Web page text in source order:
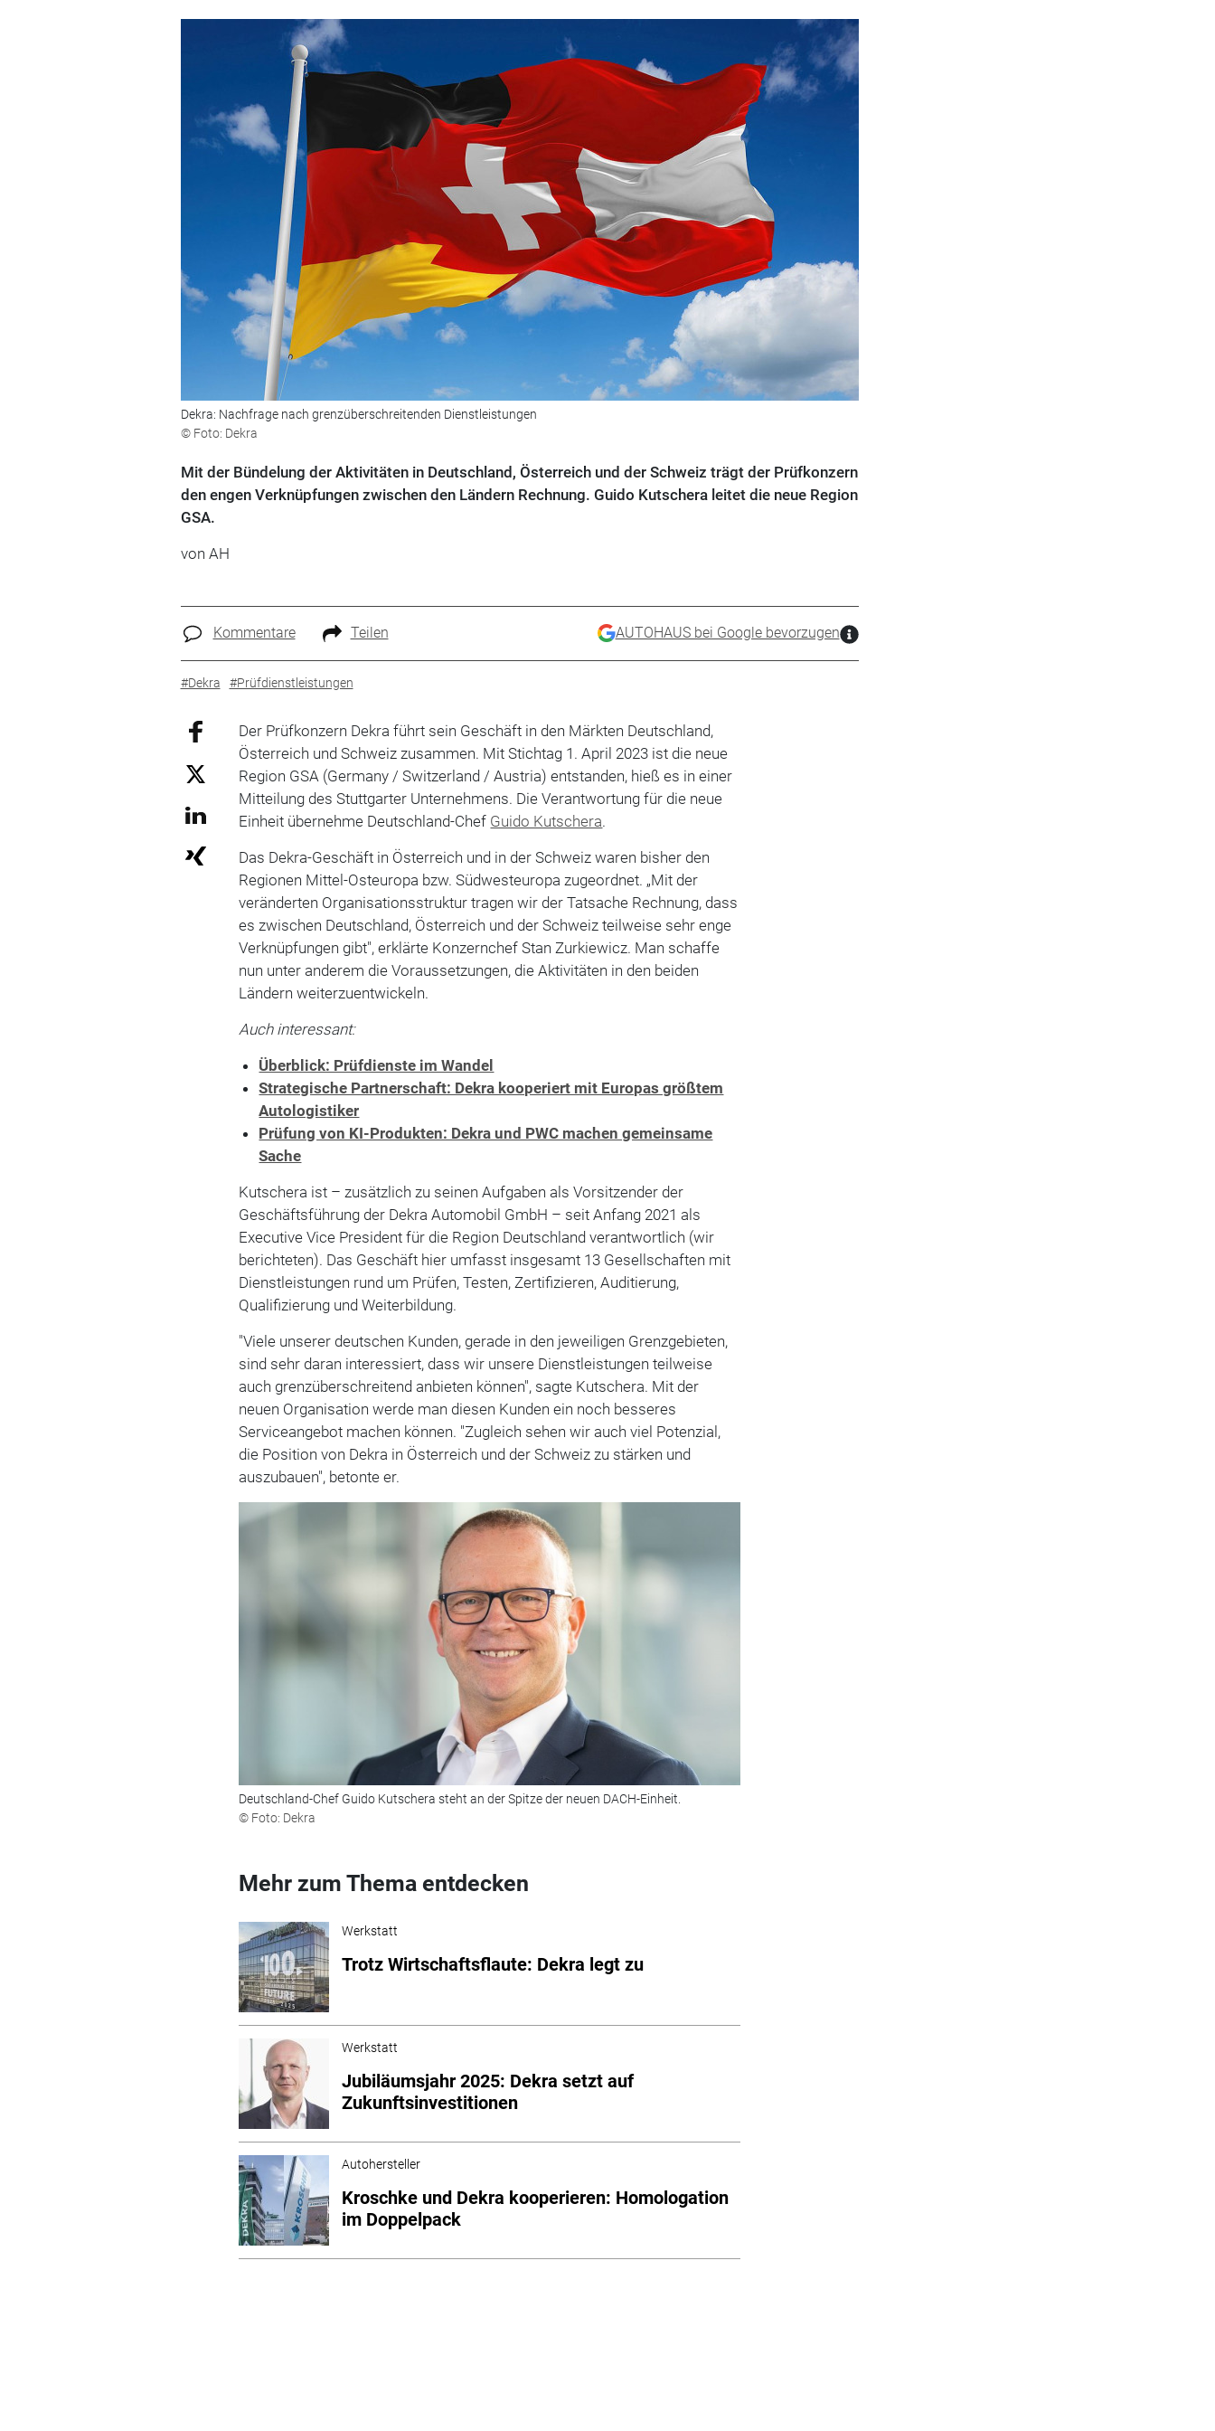
Dekra: Nachfrage nach grenzüberschreitenden Dienstleistungen
© Foto: Dekra
Mit der Bündelung der Aktivitäten in Deutschland, Österreich und der Schweiz trägt der Prüfkonzern
den engen Verknüpfungen zwischen den Ländern Rechnung. Guido Kutschera leitet die neue Region
GSA.
von AH
Kommentare Teilen AUTOHAUS bei Google bevorzugen
#Dekra #Prüfdienstleistungen
Der Prüfkonzern Dekra führt sein Geschäft in den Märkten Deutschland,
Österreich und Schweiz zusammen. Mit Stichtag 1. April 2023 ist die neue
Region GSA (Germany / Switzerland / Austria) entstanden, hieß es in einer
Mitteilung des Stuttgarter Unternehmens. Die Verantwortung für die neue
Einheit übernehme Deutschland-Chef Guido Kutschera.
Das Dekra-Geschäft in Österreich und in der Schweiz waren bisher den
Regionen Mittel-Osteuropa bzw. Südwesteuropa zugeordnet. „Mit der
veränderten Organisationsstruktur tragen wir der Tatsache Rechnung, dass
es zwischen Deutschland, Österreich und der Schweiz teilweise sehr enge
Verknüpfungen gibt", erklärte Konzernchef Stan Zurkiewicz. Man schaffe
nun unter anderem die Voraussetzungen, die Aktivitäten in den beiden
Ländern weiterzuentwickeln.
Auch interessant:
Überblick: Prüfdienste im Wandel
Strategische Partnerschaft: Dekra kooperiert mit Europas größtem
Autologistiker
Prüfung von KI-Produkten: Dekra und PWC machen gemeinsame
Sache
Kutschera ist – zusätzlich zu seinen Aufgaben als Vorsitzender der
Geschäftsführung der Dekra Automobil GmbH – seit Anfang 2021 als
Executive Vice President für die Region Deutschland verantwortlich (wir
berichteten). Das Geschäft hier umfasst insgesamt 13 Gesellschaften mit
Dienstleistungen rund um Prüfen, Testen, Zertifizieren, Auditierung,
Qualifizierung und Weiterbildung.
"Viele unserer deutschen Kunden, gerade in den jeweiligen Grenzgebieten,
sind sehr daran interessiert, dass wir unsere Dienstleistungen teilweise
auch grenzüberschreitend anbieten können", sagte Kutschera. Mit der
neuen Organisation werde man diesen Kunden ein noch besseres
Serviceangebot machen können. "Zugleich sehen wir auch viel Potenzial,
die Position von Dekra in Österreich und der Schweiz zu stärken und
auszubauen", betonte er.
Deutschland-Chef Guido Kutschera steht an der Spitze der neuen DACH-Einheit.
© Foto: Dekra
Mehr zum Thema entdecken
Werkstatt
Trotz Wirtschaftsflaute: Dekra legt zu
Werkstatt
Jubiläumsjahr 2025: Dekra setzt auf
Zukunftsinvestitionen
Autohersteller
Kroschke und Dekra kooperieren: Homologation
im Doppelpack